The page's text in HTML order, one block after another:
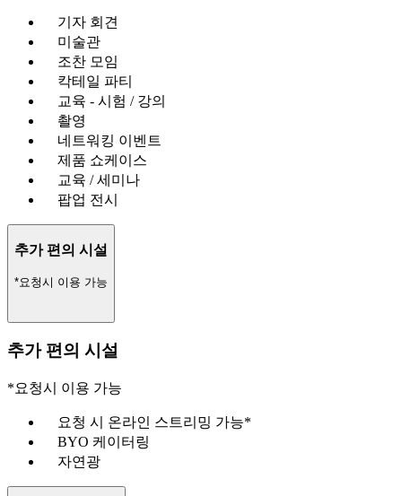
기자 회견
미술관
조찬 모임
칵테일 파티
교육 - 시험 / 강의
촬영
네트워킹 이벤트
제품 쇼케이스
교육 / 세미나
팝업 전시
추가 편의 시설
*요청시 이용 가능
추가 편의 시설
*요청시 이용 가능
요청 시 온라인 스트리밍 가능*
BYO 케이터링
자연광